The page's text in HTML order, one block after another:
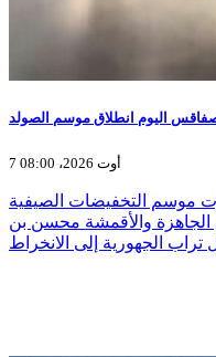
اليوم انطلاق موسم الصولد
7 أوت 2026، 08:00
بداية من اليوم الجمعة 7 أوت موسم التخفيضات الصيفية
الجاهزة والأقمشة محسن بن